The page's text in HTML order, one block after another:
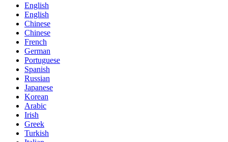
English
English
Chinese
Chinese
French
German
Portuguese
Spanish
Russian
Japanese
Korean
Arabic
Irish
Greek
Turkish